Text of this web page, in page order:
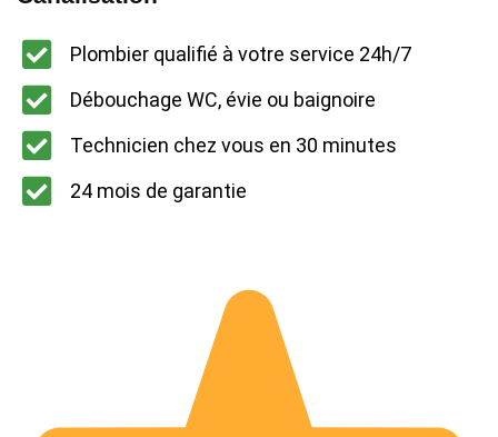
Plombier qualifié à votre service 24h/7
Débouchage WC, évie ou baignoire
Technicien chez vous en 30 minutes
24 mois de garantie